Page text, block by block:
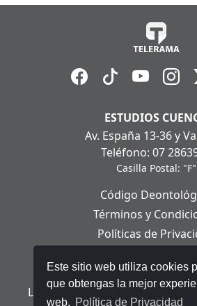
Este sitio web utiliza cookies
que obtengas la mejor
web. Política de Privacidad
ESTUDIOS
Av. España 13-36 y
Teléfono: 07
Casilla Postal: "F"
Código
Términos y
Políticas de
Aviso Legal
Ley Orgánica de Protección de